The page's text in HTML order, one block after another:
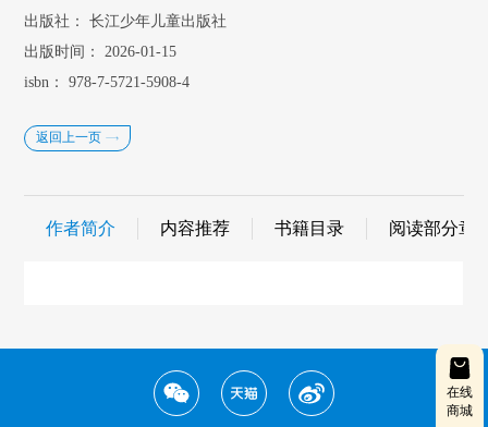
在线
商城
出版社：
长江少年儿童出版社
出版时间：
2026-01-15
isbn：
978-7-5721-5908-4
返回上一页
作者简介 内容推荐 书籍目录 阅读部分章